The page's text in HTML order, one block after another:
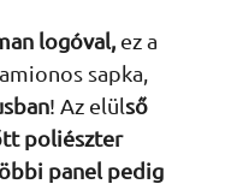
logóval, ez a
sapka,
! Az elülső
poliészter
panel pedig